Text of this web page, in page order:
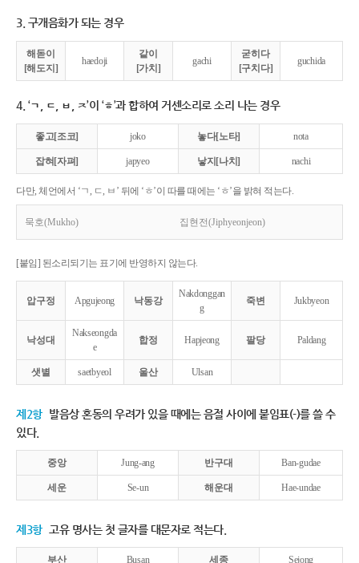
3. 구개음화가 되는 경우
해돋이
[해도지]
haedoji
같이
[가치]
gachi
굳히다
[구치다]
guchida
4. ‘ㄱ, ㄷ, ㅂ, ㅈ’이 ‘ㅎ’과 합하여 거센소리로 소리 나는 경우
좋고[조코] joko 놓다[노타] nota
잡혀[자펴] japyeo 낳지[나치] nachi
다만, 체언에서 ‘ㄱ, ㄷ, ㅂ’ 뒤에 ‘ㅎ’이 따를 때에는 ‘ㅎ’을 밝혀 적는다.
묵호(Mukho) 집현전(Jiphyeonjeon)
[붙임] 된소리되기는 표기에 반영하지 않는다.
압구정 Apgujeong 낙동강
Nakdonggan
g
죽변 Jukbyeon
낙성대
Nakseongda
e
합정 Hapjeong 팔당 Paldang
샛별 saetbyeol 울산 Ulsan
제2항 발음상 혼동의 우려가 있을 때에는 음절 사이에 붙임표(-)를 쓸 수
있다.
중앙 Jung-ang 반구대 Ban-gudae
세운 Se-un 해운대 Hae-undae
제3항 고유 명사는 첫 글자를 대문자로 적는다.
부산 Busan 세종 Sejong